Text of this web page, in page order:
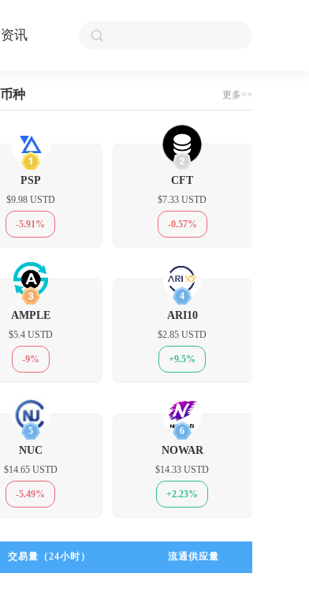
资讯
种 更多>>
1
PSP
$9.98 USTD
-5.91%
2
CFT
$7.33 USTD
-0.57%
3
AMPLE
$5.4 USTD
-9%
4
ARI10
$2.85 USTD
+9.5%
5
NUC
$14.65 USTD
-5.49%
6
NOWAR
$14.33 USTD
+2.23%
交易量（24小时） 流通供应量